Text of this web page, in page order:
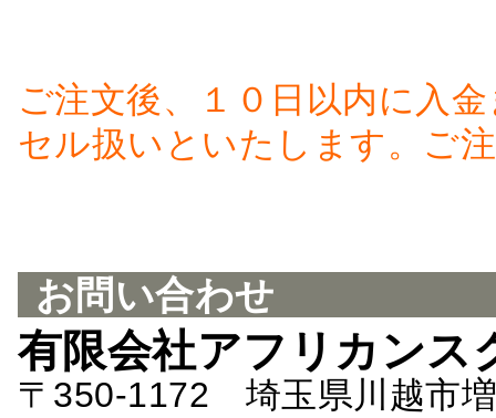
ご注文後、１０日以内に入
セル扱いといたします。ご
お問い合わせ
有限会社アフリカンス
〒350-1172 埼玉県川越市